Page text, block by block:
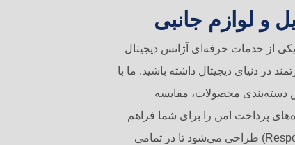
و لوازم جانبی
از خدمات حرفه‌ای آژانس دیجیتال
دنیای دیجیتال داشته باشید. ما با
دسته‌بندی محصولات، مقایسه
پرداخت امن را برای شما فراهم
می‌کنیم. سایت شما به صورت کاملاً واکنش‌گرا (Responsive) طراحی می‌شود تا در تمامی